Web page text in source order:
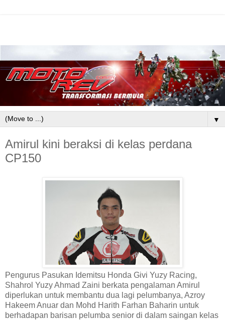
▼
Amirul kini beraksi di kelas perdana
CP150
Pengurus Pasukan Idemitsu Honda Givi Yuzy Racing,
Shahrol Yuzy Ahmad Zaini berkata pengalaman Amirul
diperlukan untuk membantu dua lagi pelumbanya, Azroy
Hakeem Anuar dan Mohd Harith Farhan Baharin untuk
berhadapan barisan pelumba senior di dalam saingan kelas